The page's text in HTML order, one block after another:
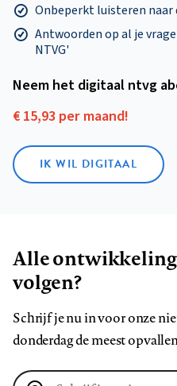
Onbeperkt luisteren naar
Antwoorden op al je
NTVG'
Neem het digitaal ntvg
€ 15,93 per maand!
IK WIL DIGITAAL
Alle
volgen?
Schrijf je nu in voor onze
donderdag de meest